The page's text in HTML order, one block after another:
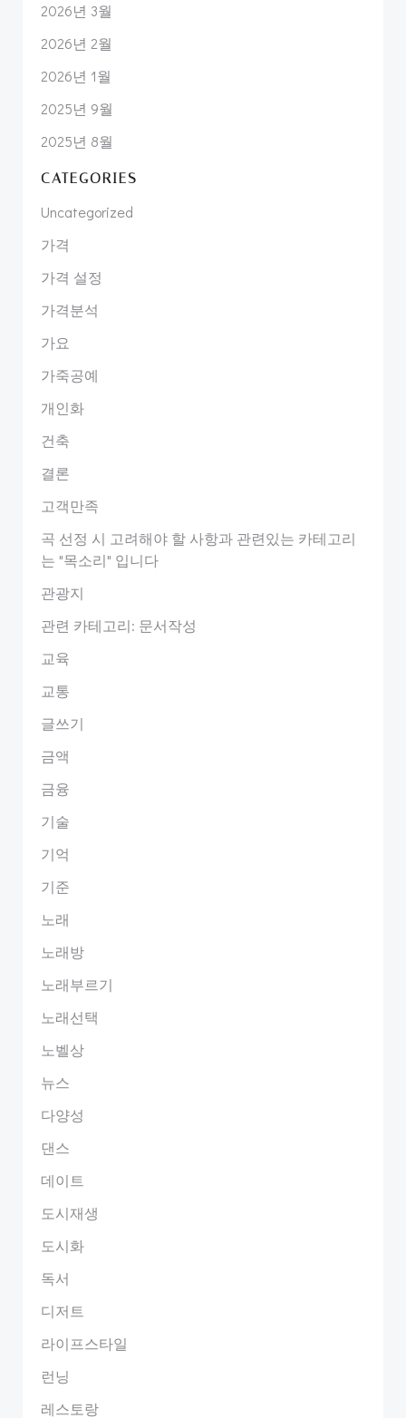
2026년 3월
2026년 2월
2026년 1월
2025년 9월
2025년 8월
CATEGORIES
Uncategorized
가격
가격 설정
가격분석
가요
가죽공예
개인화
건축
결론
고객만족
곡 선정 시 고려해야 할 사항과 관련있는 카테고리
는 "목소리" 입니다
관광지
관련 카테고리: 문서작성
교육
교통
글쓰기
금액
금융
기술
기억
기준
노래
노래방
노래부르기
노래선택
노벨상
뉴스
다양성
댄스
데이트
도시재생
도시화
독서
디저트
라이프스타일
런닝
레스토랑